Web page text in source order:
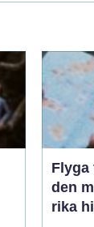
Flyga
den
rika